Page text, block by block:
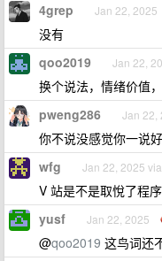
4grep Jan 22, 2025
没有
qoo2019 Jan 22,
换个说法，情绪价值
pweng286 Jan 22,
你不说没感觉你一说
wfg Jan 22, 2025
V 站是不是取悅了程
yusf Jan 22, 2025
@qoo2019 这鸟词还